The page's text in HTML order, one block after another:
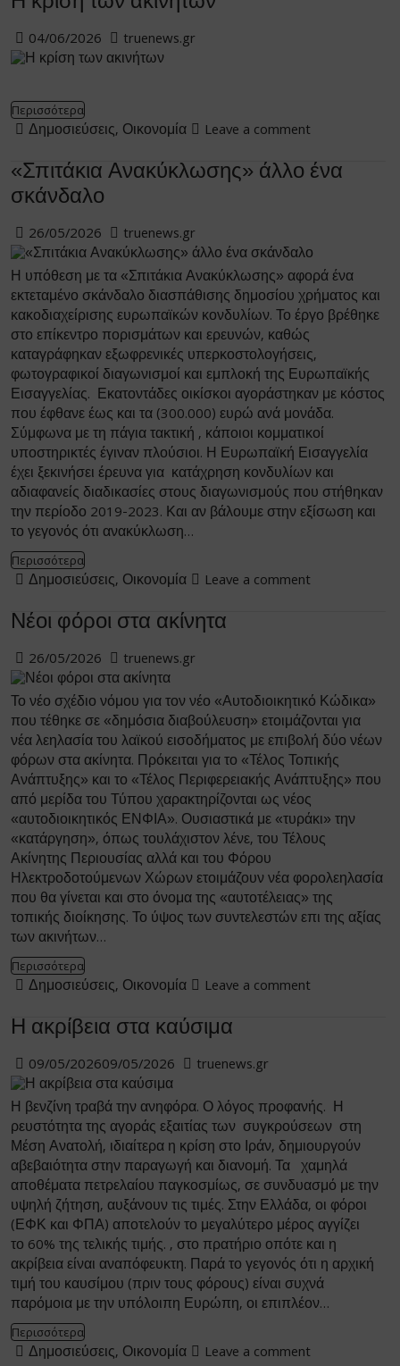
04/06/2026 truenews.gr
Περισσότερα
Δημοσιεύσεις, Οικονομία Leave a comment
«Σπιτάκια Ανακύκλωσης» άλλο ένα
σκάνδαλο
26/05/2026
truenews.gr
Η υπόθεση με τα «Σπιτάκια Ανακύκλωσης» αφορά ένα
εκτεταμένο σκάνδαλο διασπάθισης δημοσίου χρήματος και
κακοδιαχείρισης ευρωπαϊκών κονδυλίων. Το έργο βρέθηκε
στο επίκεντρο πορισμάτων και ερευνών, καθώς
καταγράφηκαν εξωφρενικές υπερκοστολογήσεις,
φωτογραφικοί διαγωνισμοί και εμπλοκή της Ευρωπαϊκής
Εισαγγελίας. Εκατοντάδες οικίσκοι αγοράστηκαν με κόστος
που έφθανε έως και τα (300.000) ευρώ ανά μονάδα.
Σύμφωνα με τη πάγια τακτική , κάποιοι κομματικοί
υποστηρικτές έγιναν πλούσιοι. Η Ευρωπαϊκή Εισαγγελία
έχει ξεκινήσει έρευνα για κατάχρηση κονδυλίων και
αδιαφανείς διαδικασίες στους διαγωνισμούς που στήθηκαν
την περίοδο 2019-2023. Και αν βάλουμε στην εξίσωση και
το γεγονός ότι ανακύκλωση…
Περισσότερα
Δημοσιεύσεις, Οικονομία Leave a comment
Νέοι φόροι στα ακίνητα
26/05/2026
truenews.gr
Το νέο σχέδιο νόμου για τον νέο «Αυτοδιοικητικό Κώδικα»
που τέθηκε σε «δημόσια διαβούλευση» ετοιμάζονται για
νέα λεηλασία του λαϊκού εισοδήματος με επιβολή δύο νέων
φόρων στα ακίνητα. Πρόκειται για το «Τέλος Τοπικής
Ανάπτυξης» και το «Τέλος Περιφερειακής Ανάπτυξης» που
από μερίδα του Τύπου χαρακτηρίζονται ως νέος
«αυτοδιοικητικός ΕΝΦΙΑ». Ουσιαστικά με «τυράκι» την
«κατάργηση», όπως τουλάχιστον λένε, του Τέλους
Ακίνητης Περιουσίας αλλά και του Φόρου
Ηλεκτροδοτούμενων Χώρων ετοιμάζουν νέα φορολεηλασία
που θα γίνεται και στο όνομα της «αυτοτέλειας» της
τοπικής διοίκησης. Το ύψος των συντελεστών επι της αξίας
των ακινήτων…
Περισσότερα
Δημοσιεύσεις, Οικονομία Leave a comment
Η ακρίβεια στα καύσιμα
09/05/202609/05/2026
truenews.gr
Η βενζίνη τραβά την ανηφόρα. Ο λόγος προφανής. Η
ρευστότητα της αγοράς εξαιτίας των συγκρούσεων στη
Μέση Ανατολή, ιδιαίτερα η κρίση στο Ιράν, δημιουργούν
αβεβαιότητα στην παραγωγή και διανομή. Τα χαμηλά
αποθέματα πετρελαίου παγκοσμίως, σε συνδυασμό με την
υψηλή ζήτηση, αυξάνουν τις τιμές. Στην Ελλάδα, οι φόροι
(ΕΦΚ και ΦΠΑ) αποτελούν το μεγαλύτερο μέρος αγγίζει
το 60% της τελικής τιμής. , στο πρατήριο οπότε και η
ακρίβεια είναι αναπόφευκτη. Παρά το γεγονός ότι η αρχική
τιμή του καυσίμου (πριν τους φόρους) είναι συχνά
παρόμοια με την υπόλοιπη Ευρώπη, οι επιπλέον…
Περισσότερα
Δημοσιεύσεις, Οικονομία Leave a comment